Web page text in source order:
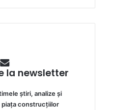
la newsletter
știri, analize și
construcțiilor